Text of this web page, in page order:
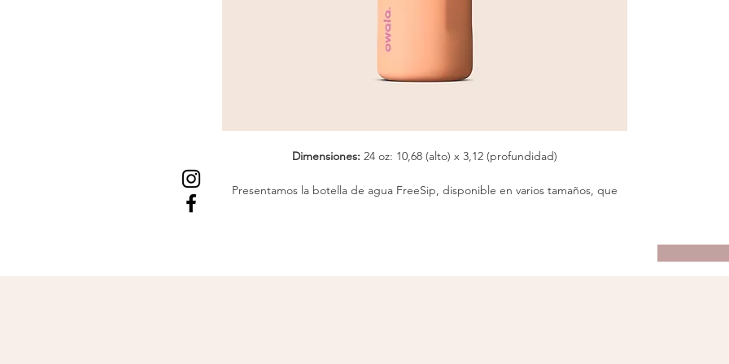
Dimensiones: 24 oz: 10,68 (alto) x 3,12 (profundidad)
Presentamos la botella de agua FreeSip, disponible en varios tamaños, que